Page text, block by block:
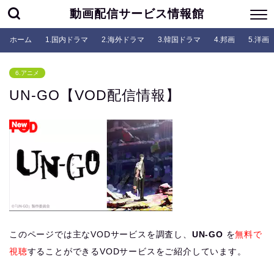
動画配信サービス情報館
ホーム 1.国内ドラマ 2.海外ドラマ 3.韓国ドラマ 4.邦画 5.洋画
6.アニメ
UN-GO【VOD配信情報】
このページでは主なVODサービスを調査し、 UN-GO を無料で
視聴することができるVODサービスをご紹介しています。